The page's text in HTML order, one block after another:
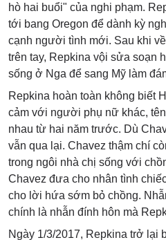
hò hai buổi" của nghi phạm.
tới bang Oregon để dành kỳ
cạnh người tình mới. Sau khi
trên tay, Repkina vội sửa soạn
sống ở Nga để sang Mỹ làm
Repkina hoàn toàn không biết
cảm với người phụ nữ khác,
nhau từ hai năm trước. Dù
vẫn qua lại. Chavez thậm chí
trong ngôi nhà chị sống với
Chavez đưa cho nhân tình
cho lời hứa sớm bỏ chồng.
chính là nhẫn đính hôn mà
Ngày 1/3/2017, Repkina trở lại